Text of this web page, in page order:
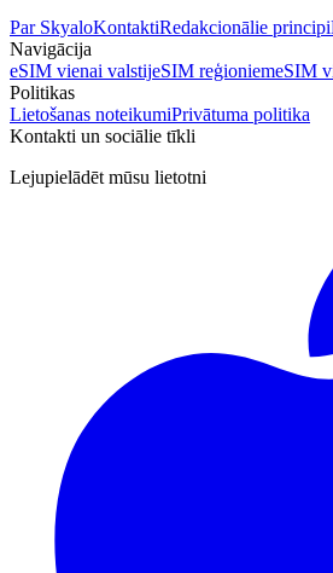
Par SkyaloKontaktiRedakcionālie principi
Navigācija
eSIM vienai valstijeSIM reģioniemeSIM
Politikas
Lietošanas noteikumiPrivātuma politika
Kontakti un sociālie tīkli
Lejupielādēt mūsu lietotni